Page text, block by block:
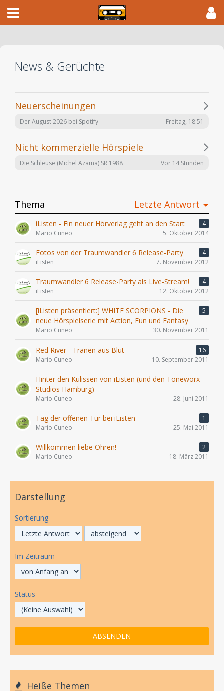
News & Gerüchte
Neuerscheinungen
Der August 2026 bei Spotify Freitag, 18:51
Nicht kommerzielle Hörspiele
Die Schleuse (Michel Azama) SR 1988 Vor 14 Stunden
Thema Letzte Antwort
iListen - Ein neuer Hörverlag geht an den Start
4
Mario Cuneo
5. Oktober 2014
Fotos von der Traumwandler 6 Release-Party
4
iListen
7. November 2012
Traumwandler 6 Release-Party als Live-Stream!
4
iListen
12. Oktober 2012
[iListen präsentiert:] WHITE SCORPIONS - Die
neue Hörspielserie mit Action, Fun und Fantasy
5
Mario Cuneo 30. November 2011
Red River - Tränen aus Blut
16
Mario Cuneo
10. September 2011
Hinter den Kulissen von iListen (und den Toneworx
Studios Hamburg)
Mario Cuneo 28. Juni 2011
Tag der offenen Tür bei iListen
1
Mario Cuneo
25. Mai 2011
Willkommen liebe Ohren!
2
Mario Cuneo
18. März 2011
Darstellung
Sortierung
Im Zeitraum
Status
Heiße Themen